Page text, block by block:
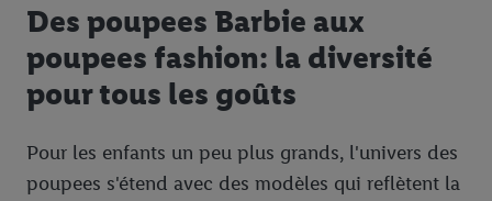
Des poupees Barbie aux
poupees fashion: la diversité
pour tous les goûts
Pour les enfants un peu plus grands, l'univers des
poupees s'étend avec des modèles qui reflètent la